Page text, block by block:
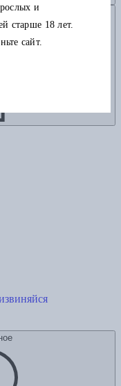
и
старше 18 лет.
сайт.